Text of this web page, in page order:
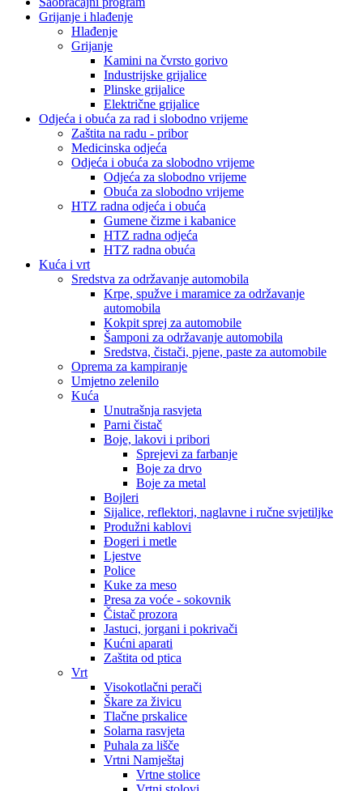
Grijanje i hlađenje
Hlađenje
Grijanje
Kamini na čvrsto gorivo
Industrijske grijalice
Plinske grijalice
Električne grijalice
Odjeća i obuća za rad i slobodno vrijeme
Zaštita na radu - pribor
Medicinska odjeća
Odjeća i obuća za slobodno vrijeme
Odjeća za slobodno vrijeme
Obuća za slobodno vrijeme
HTZ radna odjeća i obuća
Gumene čizme i kabanice
HTZ radna odjeća
HTZ radna obuća
Kuća i vrt
Sredstva za održavanje automobila
Krpe, spužve i maramice za održavanje
automobila
Kokpit sprej za automobile
Šamponi za održavanje automobila
Sredstva, čistači, pjene, paste za automobile
Oprema za kampiranje
Umjetno zelenilo
Kuća
Unutrašnja rasvjeta
Parni čistač
Boje, lakovi i pribori
Sprejevi za farbanje
Boje za drvo
Boje za metal
Bojleri
Sijalice, reflektori, naglavne i ručne svjetiljke
Produžni kablovi
Đogeri i metle
Ljestve
Police
Kuke za meso
Presa za voće - sokovnik
Čistač prozora
Jastuci, jorgani i pokrivači
Kućni aparati
Zaštita od ptica
Vrt
Visokotlačni perači
Škare za živicu
Tlačne prskalice
Solarna rasvjeta
Puhala za lišče
Vrtni Namještaj
Vrtne stolice